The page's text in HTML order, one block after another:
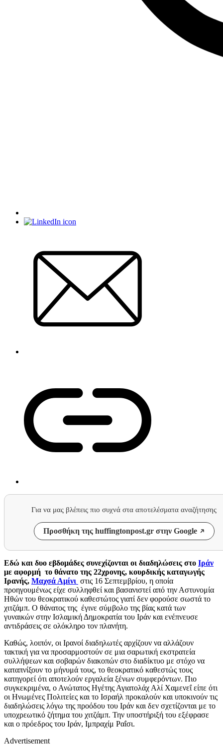
Για να μας βλέπεις πιο συχνά στα αποτελέσματα αναζήτησης
Προσθήκη της huffingtonpost.gr στην Google
Eδώ και δυο εβδομάδες συνεχίζονται οι διαδηλώσεις στο Ιράν
με αφορμή το θάνατο της 22χρονης, κουρδικής καταγωγής
Ιρανής, Μαχσά Αμίνι στις 16 Σεπτεμβρίου, η οποία
προηγουμένως είχε συλληφθεί και βασανιστεί από την Αστυνομία
Ηθών του θεοκρατικού καθεστώτος γιατί δεν φορούσε σωστά το
χιτζάμπ. Ο θάνατος της έγινε σύμβολο της βίας κατά των
γυναικών στην Ισλαμική Δημοκρατία του Ιράν και ενέπνευσε
αντιδράσεις σε ολόκληρο τον πλανήτη.
Καθώς, λοιπόν, οι Ιρανοί διαδηλωτές αρχίζουν να αλλάζουν
τακτική για να προσαρμοστούν σε μια σαρωτική εκστρατεία
συλλήψεων και σοβαρών διακοπών στο διαδίκτυο με στόχο να
καταπνίξουν το μήνυμά τους, το θεοκρατικό καθεστώς τους
κατηγορεί ότι αποτελούν εργαλεία ξένων συμφερόντων. Πιο
συγκεκριμένα, ο Ανώτατος Ηγέτης Αγιατολάχ Αλί Χαμενεΐ είπε ότι
οι Ηνωμένες Πολιτείες και το Ισραήλ προκαλούν και υποκινούν τις
διαδηλώσεις λόγω της προόδου του Ιράν και δεν σχετίζονται με το
υποχρεωτικό ζήτημα του χιτζάμπ. Την υποστήριξή του εξέφρασε
και ο πρόεδρος του Ιράν, Ιμπραχίμ Ραΐσι.
Advertisement